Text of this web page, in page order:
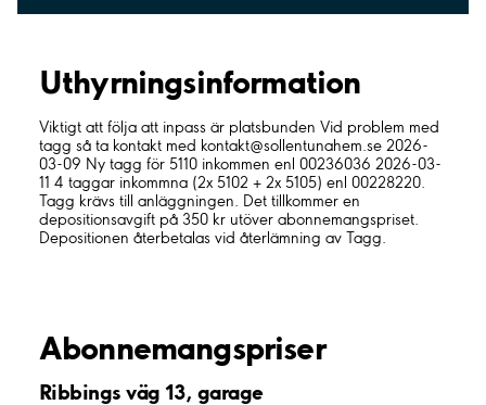
Uthyrnings­information
Viktigt att följa att inpass är platsbunden Vid problem med
tagg så ta kontakt med kontakt@sollentunahem.se 2026-
03-09 Ny tagg för 5110 inkommen enl 00236036 2026-03-
11 4 taggar inkommna (2x 5102 + 2x 5105) enl 00228220.
Tagg krävs till anläggningen. Det tillkommer en
depositionsavgift på 350 kr utöver abonnemangspriset.
Depositionen återbetalas vid återlämning av Tagg.
Abonnemangspriser
Ribbings väg 13, garage